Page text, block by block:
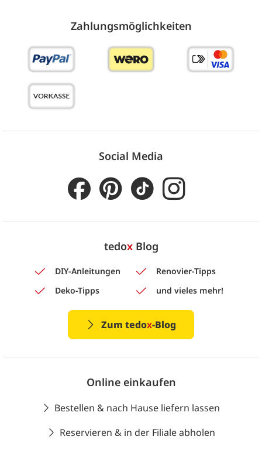
Zahlungs­möglich­keiten
Social Media
tedoxBlog
DIY-Anleitungen
Renovier-Tipps
Deko-Tipps
und vieles mehr!
Zum tedox-Blog
Online einkaufen
Bestellen & nach Hause liefern lassen
Reservieren & in der Filiale abholen